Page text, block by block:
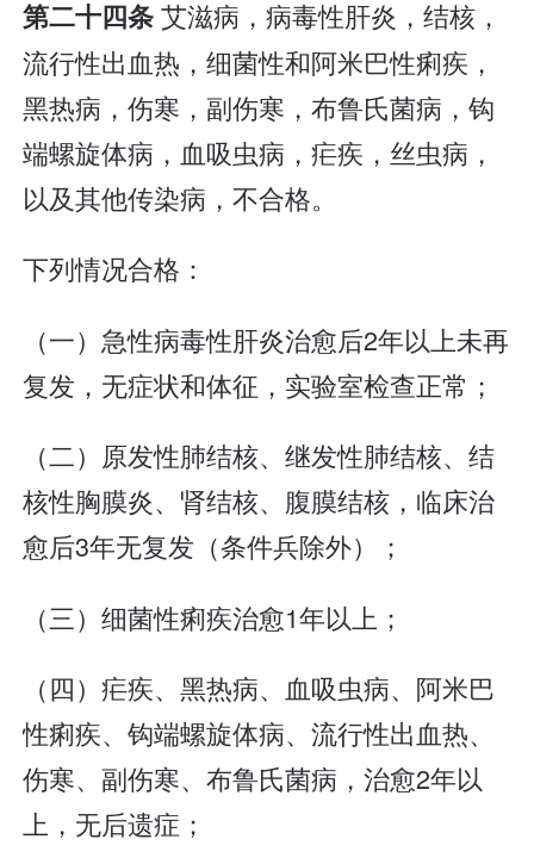
第二十四条艾滋病，病毒性肝炎，结核，
流行性出血热，细菌性和阿米巴性痢疾，
黑热病，伤寒，副伤寒，布鲁氏菌病，钩
端螺旋体病，血吸虫病，疟疾，丝虫病，
以及其他传染病，不合格。
下列情况合格：
（一）急性病毒性肝炎治愈后2年以上未再
复发，无症状和体征，实验室检查正常；
（二）原发性肺结核、继发性肺结核、结
核性胸膜炎、肾结核、腹膜结核，临床治
愈后3年无复发（条件兵除外）；
（三）细菌性痢疾治愈1年以上；
（四）疟疾、黑热病、血吸虫病、阿米巴
性痢疾、钩端螺旋体病、流行性出血热、
伤寒、副伤寒、布鲁氏菌病，治愈2年以
上，无后遗症；